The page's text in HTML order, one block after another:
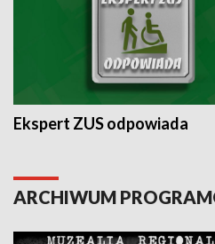
Ekspert ZUS odpowiada
ARCHIWUM